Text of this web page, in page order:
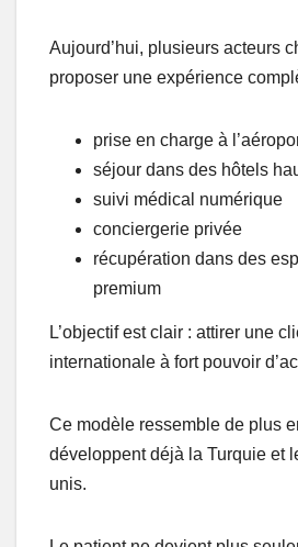
Aujourd’hui, plusieurs acteurs
proposer une expérience
prise en charge à
séjour dans des hôtels
suivi médical numérique
conciergerie privée
récupération dans des
premium
L’objectif est clair : attirer une
internationale à fort pouvoir
Ce modèle ressemble de plus
développent déjà la Turquie et
unis.